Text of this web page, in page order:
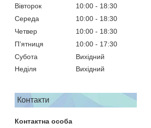
Вівторок
10:00
18:30
Середа
10:00
18:30
Четвер
10:00
18:30
Пʼятниця
10:00
17:30
Субота
Вихідний
Неділя
Вихідний
Контакти